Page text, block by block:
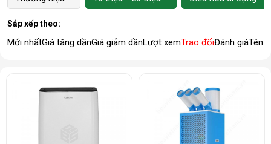
Sắp xếp theo:
Mới nhấtGiá tăng dầnGiá giảm dầnLượt xemTrao đổiĐánh giáTên